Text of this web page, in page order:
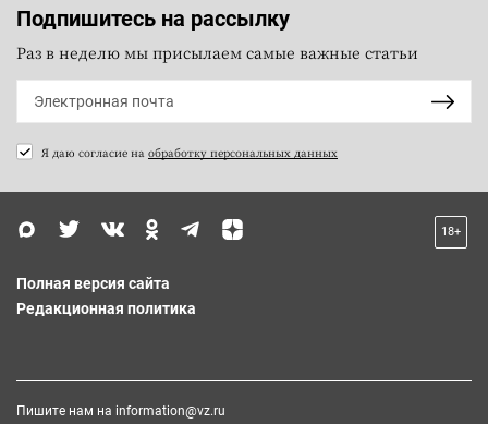
Подпишитесь на рассылку
Раз в неделю мы присылаем самые важные статьи
Я даю согласие на обработку персональных данных
18+
Полная версия сайта
Редакционная политика
Пишите нам на information@vz.ru